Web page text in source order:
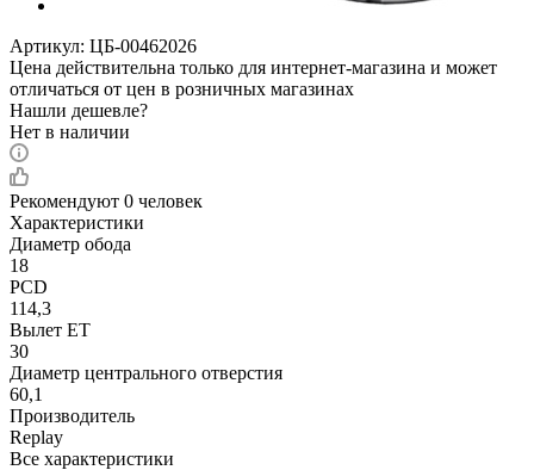
Артикул: ЦБ-00462026
Цена действительна только для интернет-магазина и может
отличаться от цен в розничных магазинах
Нашли дешевле?
Нет в наличии
Рекомендуют 0 человек
Характеристики
Диаметр обода
18
PCD
114,3
Вылет ET
30
Диаметр центрального отверстия
60,1
Производитель
Replay
Все характеристики